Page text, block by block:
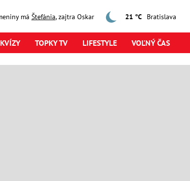
má Štefánia, zajtra Oskar 21 °C
KVÍZY TOPKY TV LIFESTYLE VOĽNÝ ČAS